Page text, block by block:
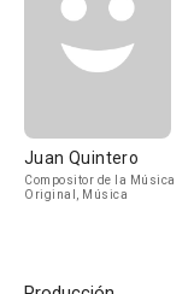
Juan Quintero
Compositor de la Música
Original, Música